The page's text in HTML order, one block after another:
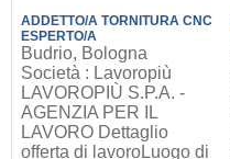
ADDETTO/A TORNITURA CNC
ESPERTO/A
Budrio, Bologna
Società : Lavoropiù
LAVOROPIÙ S.P.A. -
AGENZIA PER IL
LAVORO Dettaglio
offerta di lavoroLuogo di